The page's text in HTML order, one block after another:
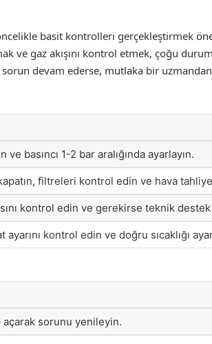
basit kontrolleri gerçekleştirmek
ve gaz akışını kontrol etmek, çoğu
devam ederse, mutlaka bir
ve basıncı 1-2 bar aralığında ayarlayın.
filtreleri kontrol edin ve hava
kontrol edin ve gerekirse teknik destek
ayarını kontrol edin ve doğru sıcaklığı
açarak sorunu yenileyin.